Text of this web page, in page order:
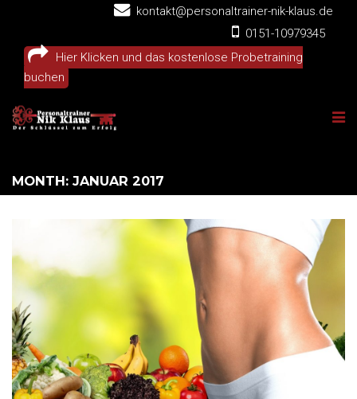
kontakt@personaltrainer-nik-klaus.de
0151-10979345
Hier Klicken und das kostenlose Probetraining
buchen
MONTH: JANUAR 2017